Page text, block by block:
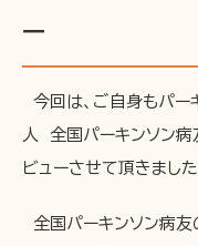
ー
今回は、ご自身もパー
人 全国パーキンソン病
ビューさせて頂きました
全国パーキンソン病